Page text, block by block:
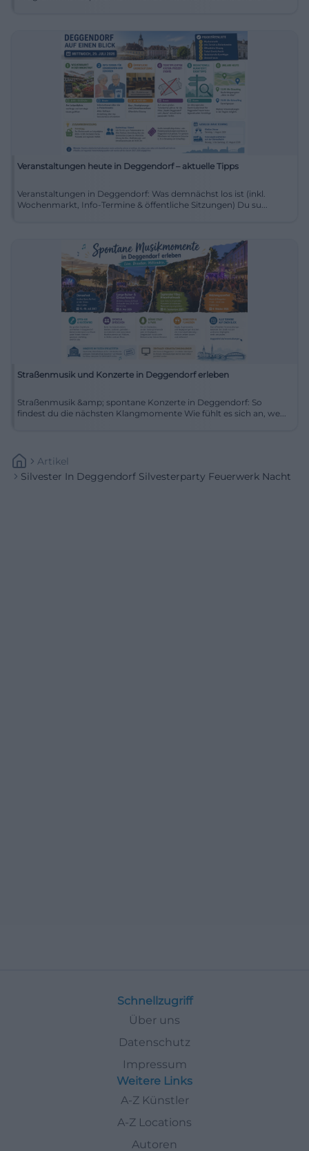
Veranstaltungen heute in Deggendorf – aktuelle Tipps
Veranstaltungen in Deggendorf: Was demnächst los ist (inkl.
Wochenmarkt, Info-Termine & öffentliche Sitzungen) Du su...
Straßenmusik und Konzerte in Deggendorf erleben
Straßenmusik &amp; spontane Konzerte in Deggendorf: So
findest du die nächsten Klangmomente Wie fühlt es sich an, we...
Artikel
Silvester In Deggendorf Silvesterparty Feuerwerk Nacht
Schnellzugriff
Über uns
Datenschutz
Impressum
Weitere Links
A-Z Künstler
A-Z Locations
Autoren